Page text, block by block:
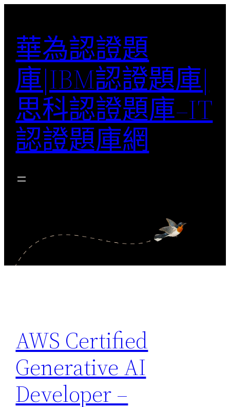
華為認證題
庫|IBM認證題庫|
思科認證題庫–IT
認證題庫網
AWS Certified
Generative AI
Developer –